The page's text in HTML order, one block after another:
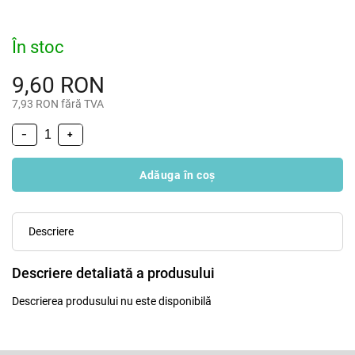
9,60 RON
7,93 RON fără TVA
În stoc
+
−
Adăuga în coş
Descriere
Descriere detaliată a produsului
Descrierea produsului nu este disponibilă